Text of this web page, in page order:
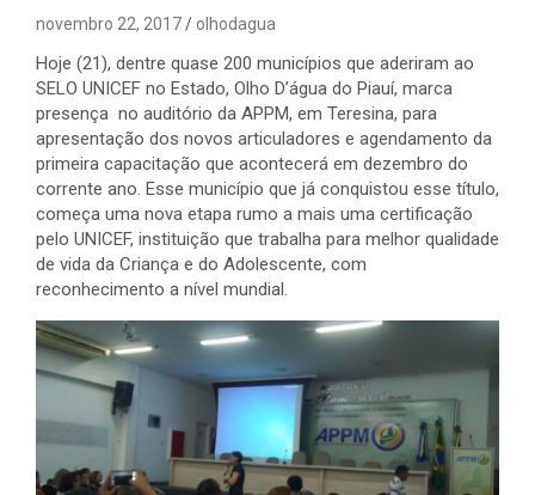
novembro 22, 2017 olhodagua
Hoje (21), dentre quase 200 municípios que aderiram ao
SELO UNICEF no Estado, Olho D’água do Piauí, marca
presença no auditório da APPM, em Teresina, para
apresentação dos novos articuladores e agendamento da
primeira capacitação que acontecerá em dezembro do
corrente ano. Esse município que já conquistou esse título,
começa uma nova etapa rumo a mais uma certificação
pelo UNICEF, instituição que trabalha para melhor qualidade
de vida da Criança e do Adolescente, com
reconhecimento a nível mundial.